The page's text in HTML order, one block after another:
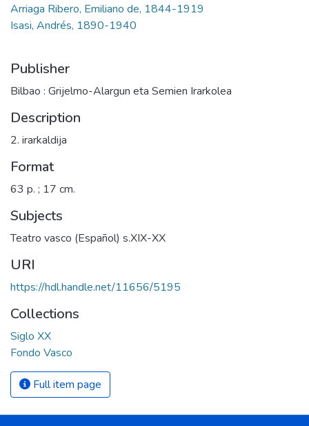
Arriaga Ribero, Emiliano de, 1844-1919
Isasi, Andrés, 1890-1940
Publisher
Bilbao : Grijelmo-Alargun eta Semien Irarkolea
Description
2. irarkaldija
Format
63 p. ; 17 cm.
Subjects
Teatro vasco (Español) s.XIX-XX
URI
https://hdl.handle.net/11656/5195
Collections
Siglo XX
Fondo Vasco
Full item page